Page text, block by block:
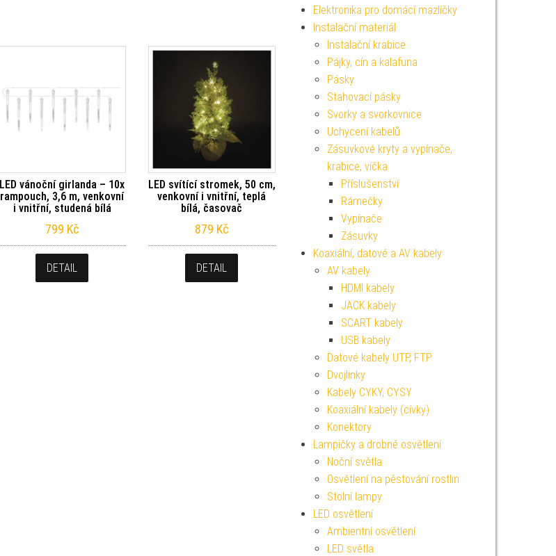
LED vánoční girlanda – 10x
rampouch, 3,6 m, venkovní
i vnitřní, studená bílá
799 Kč
DETAIL
LED svítící stromek, 50 cm,
venkovní i vnitřní, teplá
bílá, časovač
879 Kč
DETAIL
Elektronika pro domácí mazlíčky
Instalační materiál
Instalační krabice
Pájky, cín a kalafuna
Pásky
Stahovací pásky
Svorky a svorkovnice
Uchycení kabelů
Zásuvkové kryty a vypínače,
krabice, víčka
Příslušenství
Rámečky
Vypínače
Zásuvky
Koaxiální, datové a AV kabely
AV kabely
HDMI kabely
JACK kabely
SCART kabely
USB kabely
Datové kabely UTP, FTP
Dvojlinky
Kabely CYKY, CYSY
Koaxiální kabely (cívky)
Konektory
Lampičky a drobné osvětlení
Noční světla
Osvětlení na pěstování rostlin
Stolní lampy
LED osvětlení
Ambientní osvětlení
LED světla